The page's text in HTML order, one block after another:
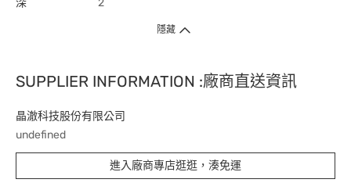
隱藏
SUPPLIER INFORMATION :廠商直送資訊
晶澈科技股份有限公司
undefined
進入廠商專店逛逛，湊免運